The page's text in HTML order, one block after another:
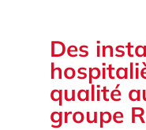
Des
qualité
groupe